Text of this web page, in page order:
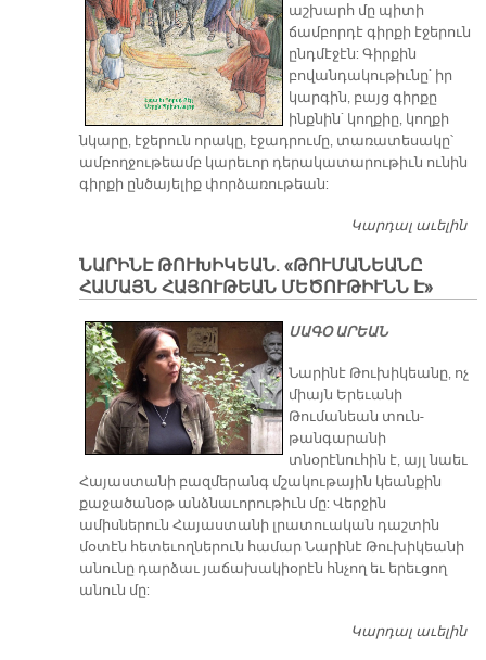
աշխարհ մը պիտի
ճամբորդէ գիրքի էջերուն
ընդմէջէն: Գիրքին
բովանդակութիւնը` իր
կարգին, բայց գիրքը
ինքնին` կողքիը, կողքի
նկարը, էջերուն որակը, էջադրումը, տառատեսակը՝
ամբողջութեամբ կարեւոր դերակատարութիւն ունին
գիրքի ընծայելիք փորձառութեան:
Կարդալ աւելին
​ՆԱՐԻՆԷ ԹՈՒԽԻԿԵԱՆ. «ԹՈՒՄԱՆԵԱՆԸ
ՀԱՄԱՅՆ ՀԱՅՈՒԹԵԱՆ ՄԵԾՈՒԹԻՒՆՆ Է»
ՍԱԳՕ ԱՐԵԱՆ
Նարինէ Թուխիկեանը, ոչ
միայն Երեւանի
Թումանեան տուն-
թանգարանի
տնօրէնուհին է, այլ նաեւ
Հայաստանի բազմերանգ մշակութային կեանքին
քաջածանօթ անձնաւորութիւն մը: Վերջին
ամիսներուն Հայաստանի լրատուական դաշտին
մօտէն հետեւողներուն համար Նարինէ Թուխիկեանի
անունը դարձաւ յաճախակիօրէն հնչող եւ երեւցող
անուն մը:
Կարդալ աւելին